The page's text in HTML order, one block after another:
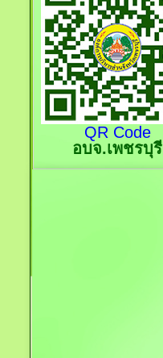
QR Code
อบจ.เพชรบุรี